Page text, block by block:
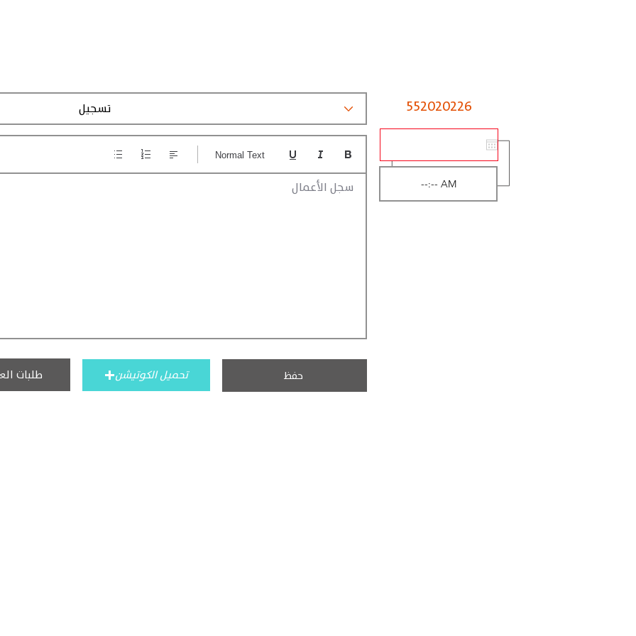
سجل الأعمال
Normal Text
552020226
طلبات حفظ تحميل الكوتيشن